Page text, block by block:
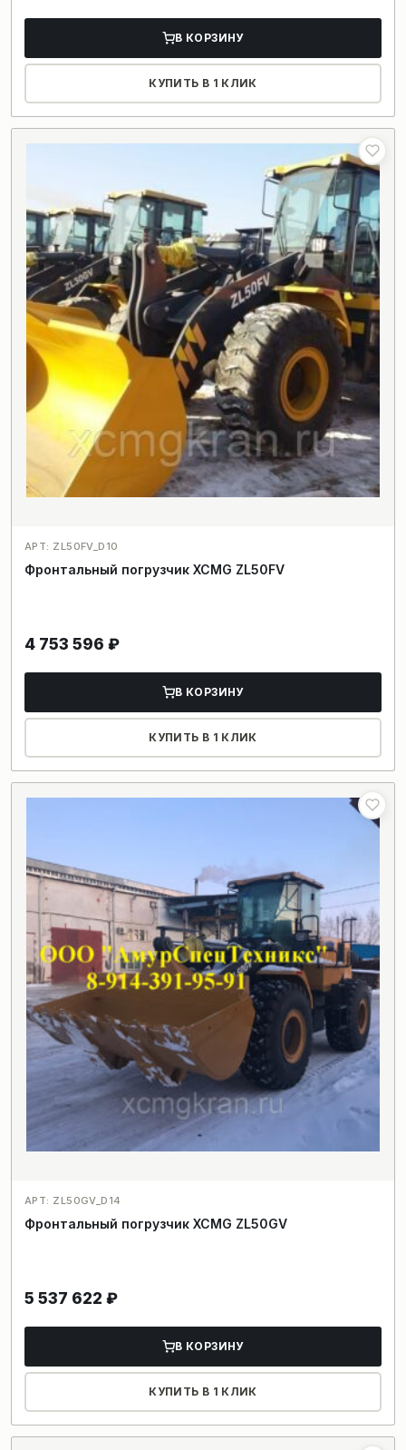
В КОРЗИНУ
КУПИТЬ В 1 КЛИК
АРТ: ZL50FV_D10
Фронтальный погрузчик XCMG ZL50FV
4 753 596 ₽
В КОРЗИНУ
КУПИТЬ В 1 КЛИК
АРТ: ZL50GV_D14
Фронтальный погрузчик XCMG ZL50GV
5 537 622 ₽
В КОРЗИНУ
КУПИТЬ В 1 КЛИК